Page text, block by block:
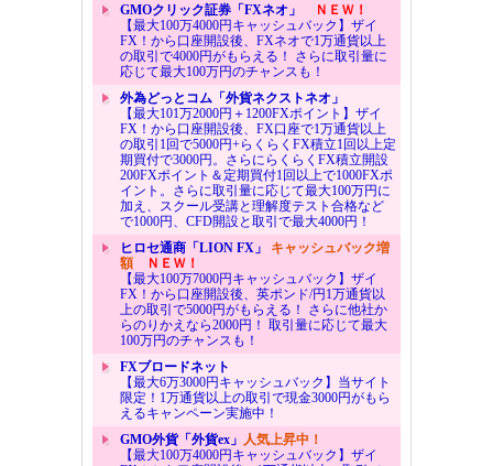
GMOクリック証券「FXネオ」
ＮＥＷ！
【最大100万4000円キャッシュバック】ザイ
FX！から口座開設後、FXネオで1万通貨以上
の取引で4000円がもらえる！ さらに取引量に
応じて最大100万円のチャンスも！
外為どっとコム「外貨ネクストネオ」
【最大101万2000円＋1200FXポイント】ザイ
FX！から口座開設後、FX口座で1万通貨以上
の取引1回で5000円+らくらくFX積立1回以上定
期買付で3000円。さらにらくらくFX積立開設
200FXポイント＆定期買付1回以上で1000FXポ
イント。さらに取引量に応じて最大100万円に
加え、スクール受講と理解度テスト合格など
で1000円、CFD開設と取引で最大4000円！
ヒロセ通商「LION FX」 キャッシュバック増
額ＮＥＷ！
【最大100万7000円キャッシュバック】ザイ
FX！から口座開設後、英ポンド/円1万通貨以
上の取引で5000円がもらえる！ さらに他社か
らのりかえなら2000円！ 取引量に応じて最大
100万円のチャンスも！
FXブロードネット
【最大6万3000円キャッシュバック】当サイト
限定！1万通貨以上の取引で現金3000円がもら
えるキャンペーン実施中！
GMO外貨「外貨ex」 人気上昇中！
【最大100万4000円キャッシュバック】ザイ